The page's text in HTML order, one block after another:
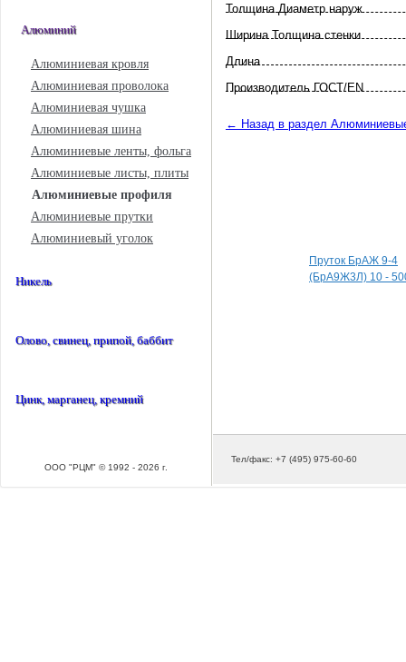
Алюминий
Алюминиевая кровля
Алюминиевая проволока
Алюминиевая чушка
Алюминиевая шина
Алюминиевые ленты, фольга
Алюминиевые листы, плиты
Алюминиевые профиля
Алюминиевые прутки
Алюминиевый уголок
Никель
Олово, свинец, припой, баббит
Цинк, марганец, кремний
ООО "РЦМ" © 1992 - 2026 г.
Толщина Диаметр наруж
Ширина Толщина стенки
Длина
Произво­дитель ГОСТ/EN
← Назад в раздел
Пруток БрАЖ 9-4
(БрА9Ж3Л) 10 -
Тел/факс: +7 (495) 975-60-60